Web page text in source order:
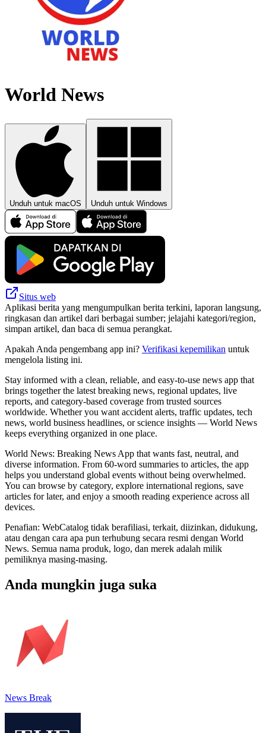
World News
Unduh untuk macOS Unduh untuk Windows
Situs web
Aplikasi berita yang mengumpulkan berita terkini, laporan langsung,
ringkasan dan artikel dari berbagai sumber; jelajahi kategori/region,
simpan artikel, dan baca di semua perangkat.
Apakah Anda pengembang app ini? Verifikasi kepemilikan untuk
mengelola listing ini.
Stay informed with a clean, reliable, and easy-to-use news app that
brings together the latest breaking news, regional updates, live
reports, and category-based coverage from trusted sources
worldwide. Whether you want accident alerts, traffic updates, tech
news, world business headlines, or science insights — World News
keeps everything organized in one place.
World News: Breaking News App that wants fast, neutral, and
diverse information. From 60-word summaries to articles, the app
helps you understand global events without being overwhelmed.
You can browse by category, explore international regions, save
articles for later, and enjoy a smooth reading experience across all
devices.
Penafian: WebCatalog tidak berafiliasi, terkait, diizinkan, didukung,
atau dengan cara apa pun terhubung secara resmi dengan World
News. Semua nama produk, logo, dan merek adalah milik
pemiliknya masing-masing.
Anda mungkin juga suka
News Break